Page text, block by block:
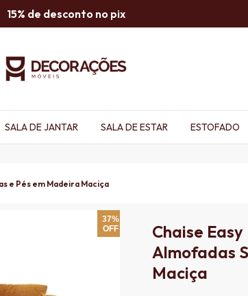
15% de desconto no pix
SALA DE JANTAR SALA DE ESTAR ESTOFADO
e Pés em Madeira Maciça
37%
OFF
Chaise
Almofadas
Maciça